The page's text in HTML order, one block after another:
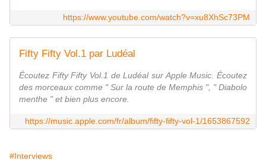
https://www.youtube.com/watch?v=xu8XhSc73PM
Fifty Fifty Vol.1 par Ludéal
Écoutez Fifty Fifty Vol.1 de Ludéal sur Apple Music. Écoutez
des morceaux comme " Sur la route de Memphis ", " Diabolo
menthe " et bien plus encore.
https://music.apple.com/fr/album/fifty-fifty-vol-1/1653867592
#Interviews